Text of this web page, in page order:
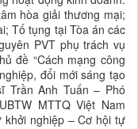
hòa giải thương mại;
Tố tụng tại Tòa án các
PVT phụ trách vụ
đề “Cách mạng công
đổi mới sáng tạo
Trần Anh Tuấn – Phó
MTTQ Việt Nam
khởi nghiệp – Cơ hội tự